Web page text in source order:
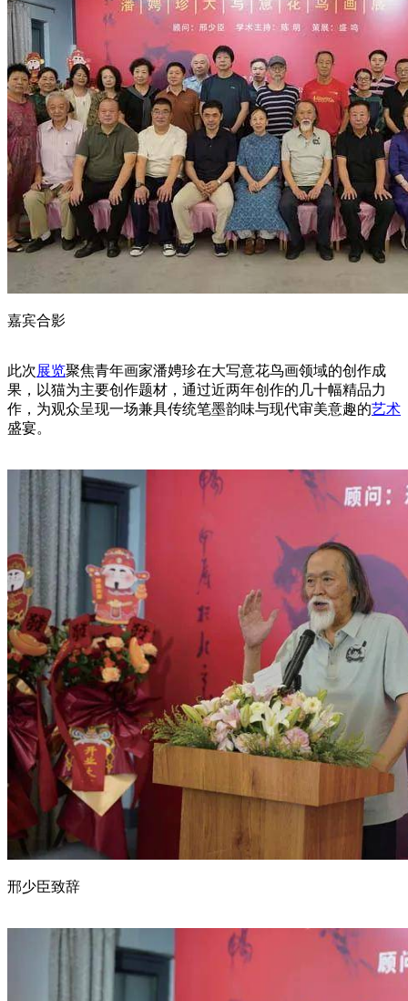
嘉宾合影
此次展览聚焦青年画家潘娉珍在大写意花鸟画领域的创作成
果，以猫为主要创作题材，通过近两年创作的几十幅精品力
作，为观众呈现一场兼具传统笔墨韵味与现代审美意趣的艺术
盛宴。
邢少臣致辞